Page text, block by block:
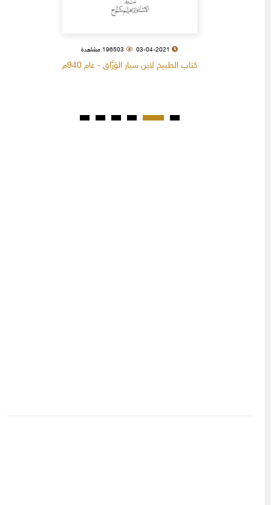
03-04-2021 196503 مشاهدة
كتاب الطبيخ لابن سيار الوَرَّاق - عام 940م